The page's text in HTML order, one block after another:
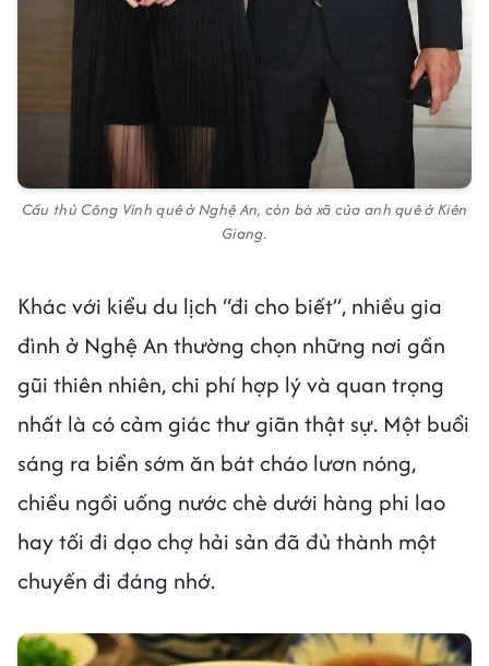
Cầu thủ Công Vinh quê ở Nghệ An, còn bà xã của anh quê ở Kiên
Giang.
Khác với kiểu du lịch “đi cho biết”, nhiều gia
đình ở Nghệ An thường chọn những nơi gần
gũi thiên nhiên, chi phí hợp lý và quan trọng
nhất là có cảm giác thư giãn thật sự. Một buổi
sáng ra biển sớm ăn bát cháo lươn nóng,
chiều ngồi uống nước chè dưới hàng phi lao
hay tối đi dạo chợ hải sản đã đủ thành một
chuyến đi đáng nhớ.